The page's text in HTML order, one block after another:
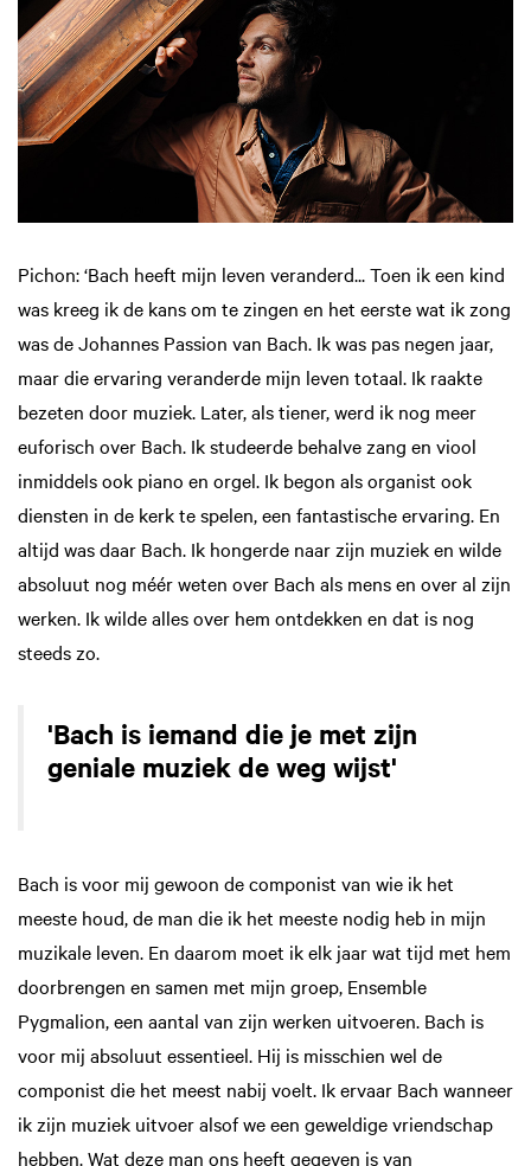
Pichon: ‘Bach heeft mijn leven veranderd... Toen ik een kind
was kreeg ik de kans om te zingen en het eerste wat ik zong
was de Johannes Passion van Bach. Ik was pas negen jaar,
maar die ervaring veranderde mijn leven totaal. Ik raakte
bezeten door muziek. Later, als tiener, werd ik nog meer
euforisch over Bach. Ik studeerde behalve zang en viool
inmiddels ook piano en orgel. Ik begon als organist ook
diensten in de kerk te spelen, een fantastische ervaring. En
altijd was daar Bach. Ik hongerde naar zijn muziek en wilde
absoluut nog méér weten over Bach als mens en over al zijn
werken. Ik wilde alles over hem ontdekken en dat is nog
steeds zo.
'Bach is iemand die je met zijn
geniale muziek de weg wijst'
Bach is voor mij gewoon de componist van wie ik het
meeste houd, de man die ik het meeste nodig heb in mijn
muzikale leven. En daarom moet ik elk jaar wat tijd met hem
doorbrengen en samen met mijn groep, Ensemble
Pygmalion, een aantal van zijn werken uitvoeren. Bach is
voor mij absoluut essentieel. Hij is misschien wel de
componist die het meest nabij voelt. Ik ervaar Bach wanneer
ik zijn muziek uitvoer alsof we een geweldige vriendschap
hebben. Wat deze man ons heeft gegeven is van